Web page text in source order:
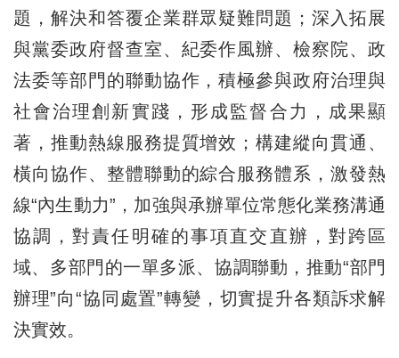
題，解決和答覆企業群眾疑難問題；深入拓展
與黨委政府督查室、紀委作風辦、檢察院、政
法委等部門的聯動協作，積極參與政府治理與
社會治理創新實踐，形成監督合力，成果顯
著，推動熱線服務提質增效；構建縱向貫通、
橫向協作、整體聯動的綜合服務體系，激發熱
線“內生動力”，加強與承辦單位常態化業務溝通
協調，對責任明確的事項直交直辦，對跨區
域、多部門的一單多派、協調聯動，推動“部門
辦理”向“協同處置”轉變，切實提升各類訴求解
決實效。